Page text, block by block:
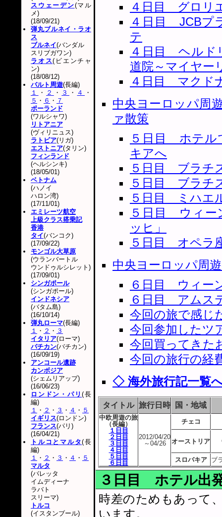
４日目 グロリ
４日目 JCBプ
テ
４日目 ヘルド
道院～マイヤー
４日目 マクド
中央ヨーロッパ
ァ散策
５日目 ホテル
キアへ
５日目 ブラチ
５日目 ブラチ
５日目 ミハエ
５日目 ウィー
ッヒ」
５日目 オペラ
中央ヨーロッパ周
６日目 ウィー
６日目 アムス
今回の旅で感じ
今回参加したツ
今回買ってきた
今回の旅行の経
◇ 海外旅行記一覧
タイトル 旅行日時 国・地域
中欧周遊の旅
（長編）
１日目
２日目
３日目
４日目
５日目
６日目
2012/04/20
～04/26
チェコ
オーストリア
スロバキア ブ
３日目 ホテル出
時差のためもあって
います。
スウェーデン(マル
メ)
(18/09/21)
弾丸ブルネイ・ラオ
ス
ブルネイ(バンダル
スリブガワン)
ラオス(ビエンチャ
ン)
(18/08/12)
バルト周遊(長編)
１
・ ２ ・ ３ ・ ４
・
５ ・ ６ ・ ７
ポーランド
(ワルシャワ)
リトアニア
(ヴィリニュス)
ラトビア(リガ)
エストニア(タリン)
フィンランド
(ヘルシンキ)
(18/05/01)
ベトナム
(ハノイ
ハロン湾)
(17/11/01)
エミレーツ航空
上級クラス搭乗記
香港
タイ(バンコク)
(17/09/22)
モンゴル大草原
(ウランバートル
ウンドゥルシレット)
(17/09/01)
シンガポール
(シンガポール)
インドネシア
(バタム島)
(16/10/14)
弾丸ローマ(長編)
１ ・ ２ ・ ３
イタリア(ローマ)
バチカン(バチカン)
(16/09/19)
アンコール遺跡
カンボジア
(シェムリアップ)
(16/06/23)
ロンドン・パリ(長
編)
１ ・ ２ ・ ３ ・ ４ ・ ５
イギリス(ロンドン)
フランス(パリ)
(16/04/21)
トルコとマルタ(長
編)
１ ・ ２ ・ ３ ・ ４ ・ ５
マルタ
(バレッタ
イムディーナ
ラバト
スリーマ)
トルコ
(イスタンブール)